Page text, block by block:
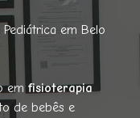
em Belo
em fisioterapia
de bebês e